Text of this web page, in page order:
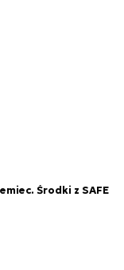
Środki z SAFE